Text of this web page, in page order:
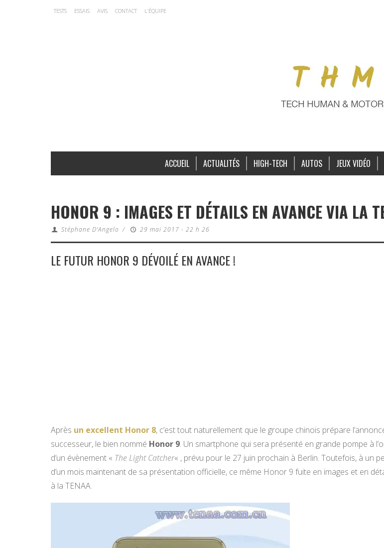
TESTS ESSAIS AVIS CONTACT L’ÉQUIPE
ACCUEIL ACTUALITÉS HIGH-TECH AUTOS JEUX VIDÉO
HONOR 9 : IMAGES ET DÉTAILS EN AVANCE VIA LA
Stéphane D'Angelo / 29 mai 2017 - 22 h 26
LE FUTUR HONOR 9 DÉVOILÉ EN AVANCE !
Après un excellent Honor 8, c’est tout naturellement que le groupe chinois prépare
successeur, le bien nommé Honor 9. Un smartphone qui sera présenté en grande pompe à
d’un évènement « The Light Catcher« , prévu pour le 27 juin prochain à Berlin. Toutefois, à un
d’un mois maintenant de sa présentation officielle, ce même Honor 9 fuite en images et en
à la TENAA.